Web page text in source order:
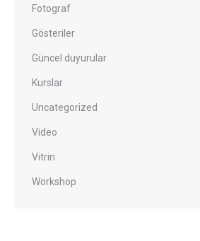
Fotograf
Gösteriler
Güncel duyurular
Kurslar
Uncategorized
Video
Vitrin
Workshop